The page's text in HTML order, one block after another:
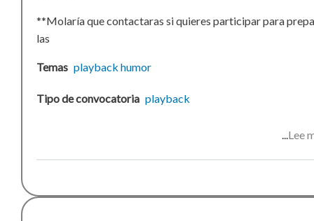
**Molaría que contactaras si quieres participar para
las
Temas playback humor
Tipo de convocatoria playback
Lee